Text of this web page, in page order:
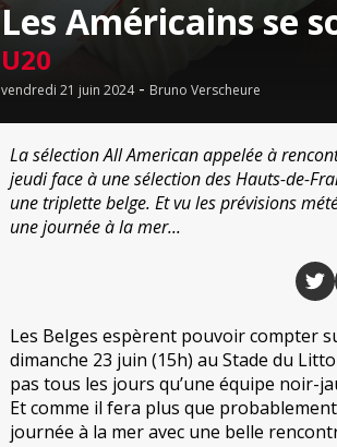
Les Américains se
U20
vendredi 21 juin 2024- Bruno Verscheure
La sélection All American appelée à
jeudi face à une sélection des Hauts-de-
une triplette belge. Et vu les prévisions
une journée à la mer...
Les Belges espèrent pouvoir compter
dimanche 23 juin (15h) au Stade du
pas tous les jours qu’une équipe noir-
Et comme il fera plus que
journée à la mer avec une belle